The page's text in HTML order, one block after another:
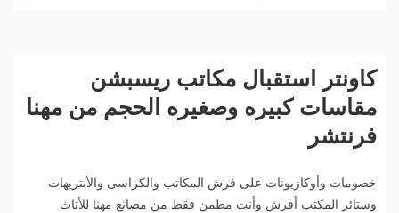
كاونتر استقبال مكاتب ريسبشن
مقاسات كبيره وصغيره الحجم من مهنا
فرنتشر
خصومات وأوكازيونات على فرش المكاتب والكراسى والأنتريهات
وستائر المكتب أفرش وأنت مطمن فقط من مصانع مهنا للأثاث